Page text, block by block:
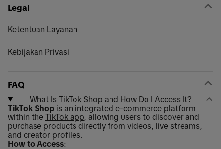
Legal
Ketentuan Layanan
Kebijakan Privasi
FAQ
What Is TikTok Shop and How Do I Access It?
TikTok Shop is an integrated e-commerce platform
within the TikTok app, allowing users to discover and
purchase products directly from videos, live streams,
and creator profiles.
How to Access: